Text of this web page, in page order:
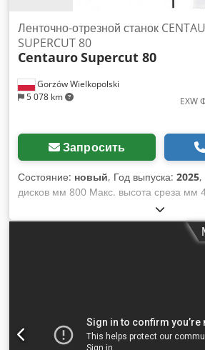
Gorzów Wielkopolski
5 078 km
Ленточно-отрезной станок
SUPERCUT 80
CentauroSupercut 80
EXW
Запросить
Состояние: новый, Год выпуска: 2025,
дисков мм 800 Макс. высота среза мм
рабочий стол мм 1290 x 800 Макс.
0,9 Макс. и мин. длина лезвия мм
двигателя КВт 15 (л.с. 20) Капюшоны
ножами мм 200 Переменная скорость
Dwodpfxoglfv De Adyoa